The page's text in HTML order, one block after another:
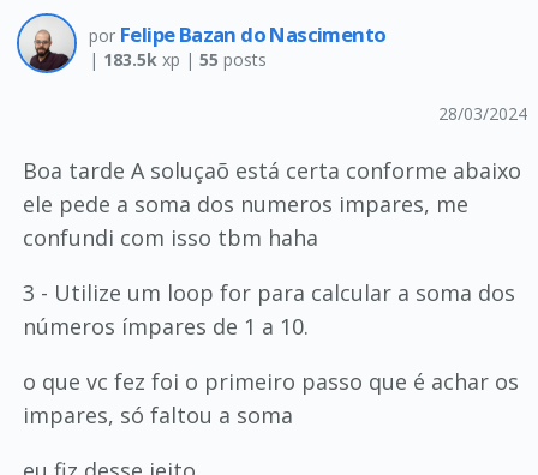
por Felipe Bazan do Nascimento
| 183.5kxp | 55 posts
28/03/2024
Boa tarde A soluçaõ está certa conforme abaixo
ele pede a soma dos numeros impares, me
confundi com isso tbm haha
3 - Utilize um loop for para calcular a soma dos
números ímpares de 1 a 10.
o que vc fez foi o primeiro passo que é achar os
impares, só faltou a soma